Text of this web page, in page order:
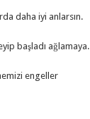
daha iyi anlarsın.
başladı ağlamaya.
engeller